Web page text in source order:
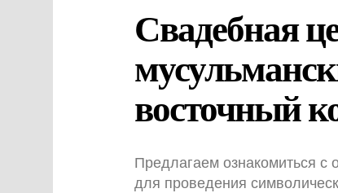
Свадебная
восточный
Предлагаем ознакомиться с
для проведения